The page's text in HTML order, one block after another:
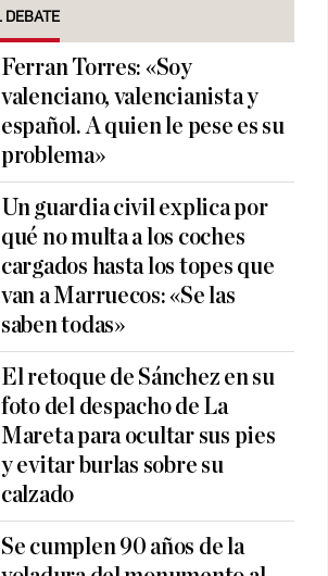
DEBATE
Ferran Torres: «Soy
valenciano, valencianista y
español. A quien le pese es su
problema»
Un guardia civil explica por
qué no multa a los coches
cargados hasta los topes que
van a Marruecos: «Se las
saben todas»
El retoque de Sánchez en su
foto del despacho de La
Mareta para ocultar sus pies
y evitar burlas sobre su
calzado
Se cumplen 90 años de la